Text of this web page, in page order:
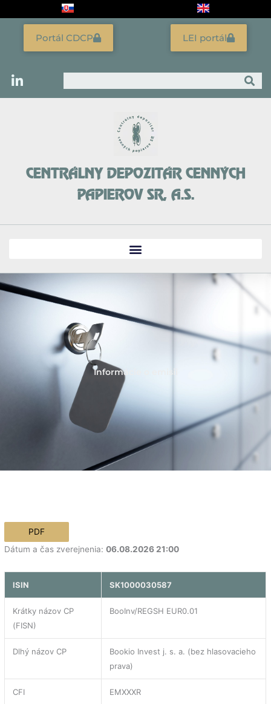
Vyhľadať
LEI portál
Portál CDCP
CENTRÁLNY DEPOZITÁR CENNÝCH
PAPIEROV SR, A.S.
Informácie o emisii
Dátum a čas zverejnenia:06.08.2026 21:00
ISIN SK1000030587
Krátky názov CP
(FISN)
BooInv/REGSH EUR0.01
Dlhý názov CP
Bookio Invest j. s. a. (bez hlasovacieho
prava)
CFI EMXXXR